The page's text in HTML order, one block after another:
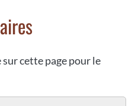
cette page pour le